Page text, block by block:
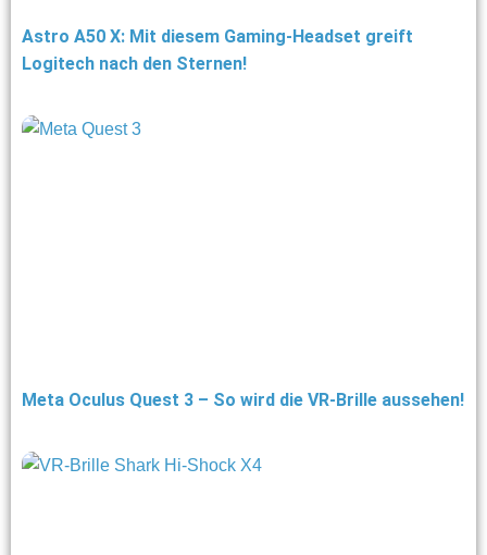
Astro A50 X: Mit diesem Gaming-Headset greift
Logitech nach den Sternen!
Meta Oculus Quest 3 – So wird die VR-Brille aussehen!